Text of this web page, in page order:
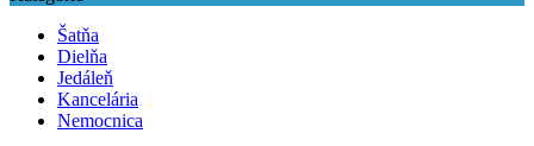
Šatňa
Dielňa
Jedáleň
Kancelária
Nemocnica